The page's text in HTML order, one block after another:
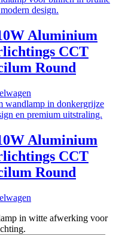
Aluminium
CCT
Round
Aluminium
CCT
Round